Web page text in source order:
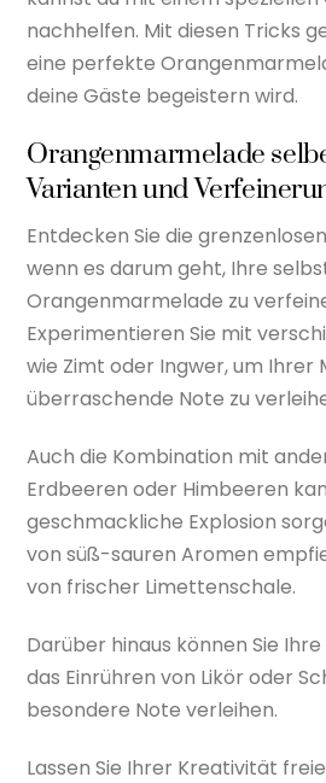
nachhelfen. Mit diesen Tricks
eine perfekte
deine Gäste begeistern wird.
Orangenmarmelade
Varianten und
Entdecken Sie die
wenn es darum geht, Ihre
Orangenmarmelade zu
Experimentieren Sie mit
wie Zimt oder Ingwer, um Ihrer
überraschende Note zu
Auch die Kombination mit
Erdbeeren oder Himbeeren
geschmackliche Explosion
von süß-sauren Aromen
von frischer Limettenschale.
Darüber hinaus können Sie
das Einrühren von Likör oder
besondere Note verleihen.
Lassen Sie Ihrer Kreativität